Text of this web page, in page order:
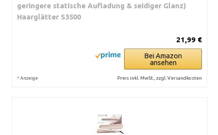
geringere statische Aufladung & seidiger Glanz)
Haarglätter S3500
21,99 €
Bei Amazon
ansehen
* Anzeige Preis inkl. MwSt., zzgl. Versandkosten